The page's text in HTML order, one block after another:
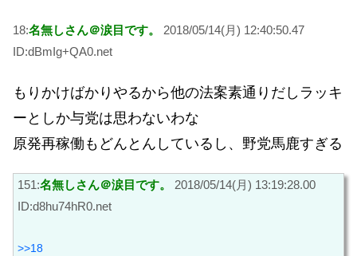
18:名無しさん＠涙目です。
2018/05/14(月) 12:40:50.47
ID:dBmIg+QA0.net
もりかけばかりやるから他の法案素通りだしラッキ
ーとしか与党は思わないわな
原発再稼働もどんとんしているし、野党馬鹿すぎる
151:名無しさん＠涙目です。
2018/05/14(月) 13:19:28.00
ID:d8hu74hR0.net
>>18